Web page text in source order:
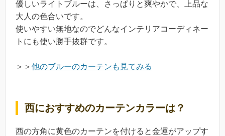
優しいライトブルーは、さっぱりと爽やかで、上品な
大人の色合いです。
使いやすい無地なのでどんなインテリアコーディネー
トにも使い勝手抜群です。
＞＞ 他のブルーのカーテンも見てみる
西におすすめのカーテンカラーは？
西の方角に黄色のカーテンを付けると金運がアップす